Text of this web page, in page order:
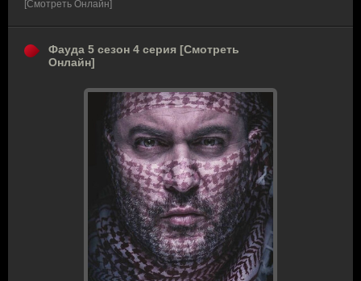
[Смотреть Онлайн]
Фауда 5 сезон 4 серия [Смотреть
Онлайн]